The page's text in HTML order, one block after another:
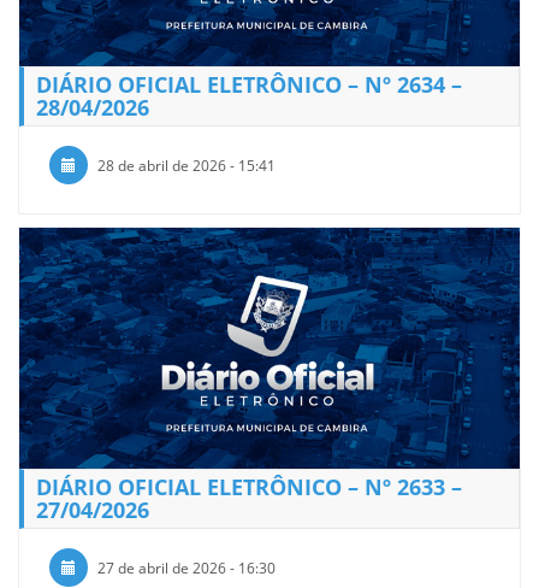
DIÁRIO OFICIAL ELETRÔNICO – Nº 2634 –
28/04/2026
28 de abril de 2026 - 15:41
DIÁRIO OFICIAL ELETRÔNICO – Nº 2633 –
27/04/2026
27 de abril de 2026 - 16:30